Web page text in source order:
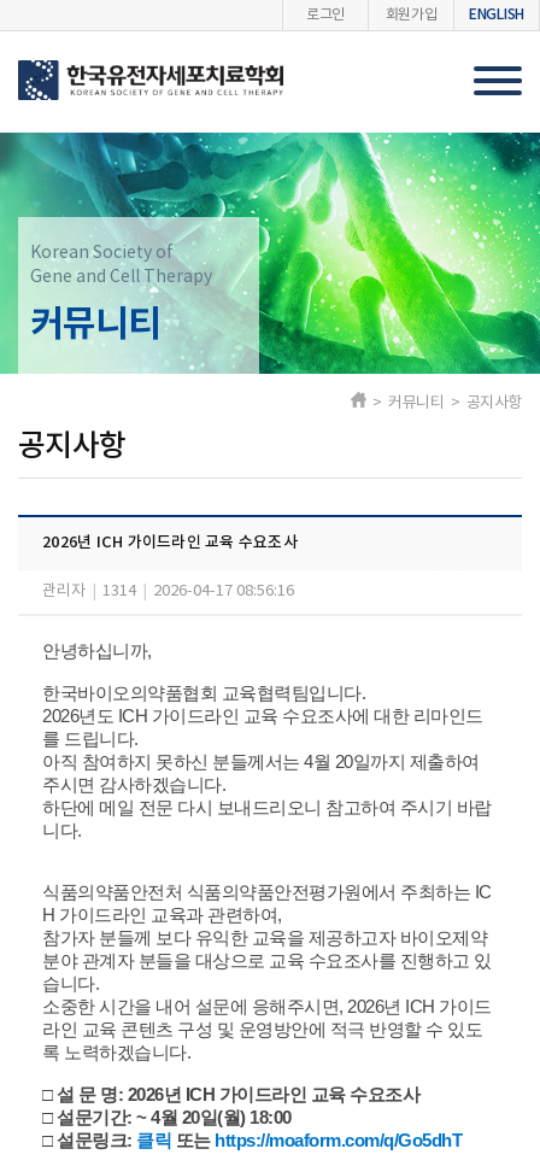
로그인 회원가입 ENGLISH
Korean Society of
Gene and Cell Therapy
커뮤니티
공지사항
> 커뮤니티 > 공지사항
2026년 ICH 가이드라인 교육 수요조사
관리자 1314 2026-04-17 08:56:16
안녕하십니까,
한국바이오의약품협회 교육협력팀입니다.
2026년도 ICH 가이드라인 교육 수요조사에 대한 리마인드
를 드립니다.
아직 참여하지 못하신 분들께서는 4월 20일까지 제출하여
주시면 감사하겠습니다.
하단에 메일 전문 다시 보내드리오니 참고하여 주시기 바랍
니다.
식품의약품안전처 식품의약품안전평가원에서 주최하는 IC
H 가이드라인 교육과 관련하여,
참가자 분들께 보다 유익한 교육을 제공하고자 바이오제약
분야 관계자 분들을 대상으로 교육 수요조사를 진행하고 있
습니다.
소중한 시간을 내어 설문에 응해주시면, 2026년 ICH 가이드
라인 교육 콘텐츠 구성 및 운영방안에 적극 반영할 수 있도
록 노력하겠습니다.
□ 설 문 명: 2026년 ICH 가이드라인 교육 수요조사
□ 설문기간: ~ 4월 20일(월) 18:00
□ 설문링크: 클릭 또는 https://moaform.com/q/Go5dhT